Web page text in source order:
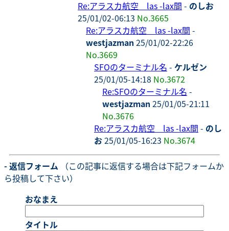
Re:アラスカ航空 las -lax間 - のしお
25/01/02-06:13 No.3665
Re:アラスカ航空 las -lax間 -
westjazman 25/01/02-22:26
No.3669
SFOのターミナル名 - ケルゼン
25/01/05-14:18 No.3672
Re:SFOのターミナル名 -
westjazman 25/01/05-21:11
No.3676
Re:アラスカ航空 las -lax間 - のし
お25/01/05-16:23 No.3674
- 返信フォーム （この記事に返信する場合は下記フォームか
ら投稿して下さい）
おなまえ
タイトル